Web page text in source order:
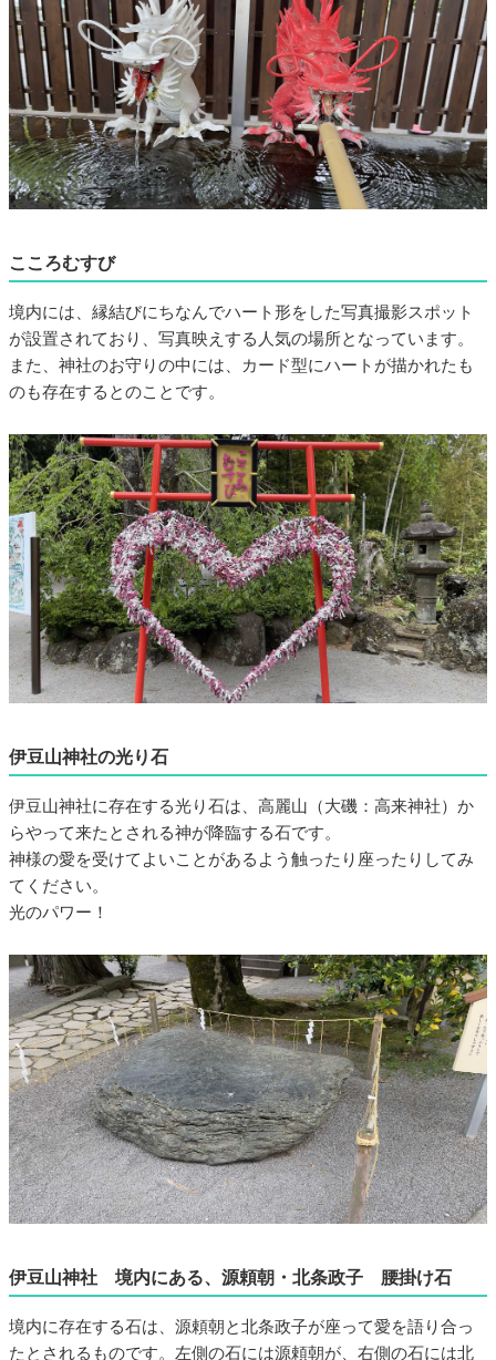
こころむすび
境内には、縁結びにちなんでハート形をした写真撮影スポット
が設置されており、写真映えする人気の場所となっています。
また、神社のお守りの中には、カード型にハートが描かれたも
のも存在するとのことです。
伊豆山神社の光り石
伊豆山神社に存在する光り石は、高麗山（大磯：高来神社）か
らやって来たとされる神が降臨する石です。
神様の愛を受けてよいことがあるよう触ったり座ったりしてみ
てください。
光のパワー！
伊豆山神社 境内にある、源頼朝・北条政子 腰掛け石
境内に存在する石は、源頼朝と北条政子が座って愛を語り合っ
たとされるものです。左側の石には源頼朝が、右側の石には北